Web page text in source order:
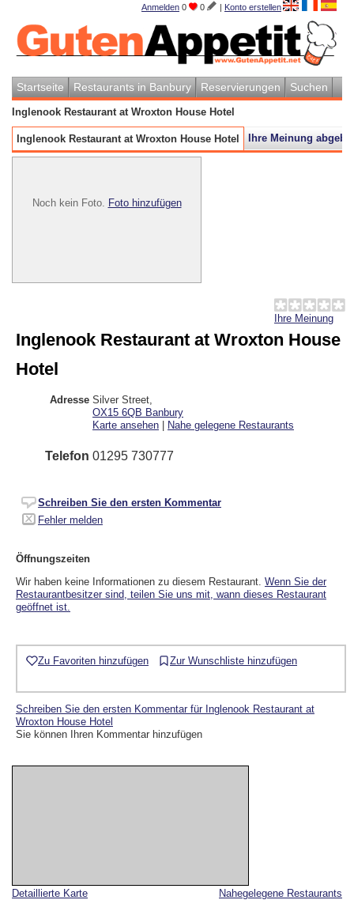
Anmelden 0 0 | Konto erstellen
Startseite Restaurants in Banbury Reservierungen Suchen
Inglenook Restaurant at Wroxton House Hotel
Inglenook Restaurant at Wroxton House Hotel Ihre Meinung
Noch kein Foto. Foto hinzufügen
Nahegelegene Restaurants
Detaillierte Karte
Ihre Meinung
Inglenook Restaurant at Wroxton House
Hotel
Adresse Silver Street
OX15 6QB Banbury
Karte ansehen | Nahe gelegene Restaurants
Telefon 01295 730777
Schreiben Sie den ersten Kommentar
Fehler melden
Öffnungszeiten
Wir haben keine Informationen zu diesem Restaurant. Wenn Sie der
Restaurantbesitzer sind, teilen Sie uns mit, wann dieses Restaurant
geöffnet ist.
Zu Favoriten hinzufügen Zur Wunschliste hinzufügen
Schreiben Sie den ersten Kommentar für Inglenook Restaurant at
Wroxton House Hotel
Sie können Ihren Kommentar hinzufügen